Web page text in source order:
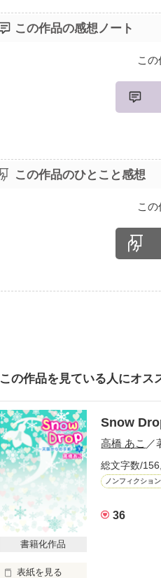
この作品の感想ノート
こ
この作品のひとこと感想
こ
この作品を見ている人にオス
書籍化作品
Snow
高橋 あこ ／
総文字数/
ノンフィクショ
36
表紙を見る